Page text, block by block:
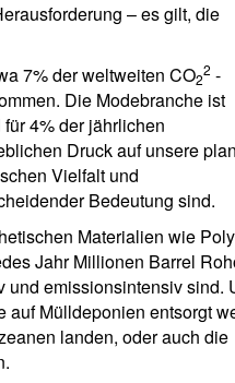
– es gilt, die
7% der weltweiten CO2
2 -
Die Modebranche ist
für 4% der jährlichen
Druck auf unsere
Vielfalt und
Bedeutung sind.
Materialien wie
Jahr Millionen Barrel
emissionsintensiv sind.
Mülldeponien entsorgt
landen, oder auch die